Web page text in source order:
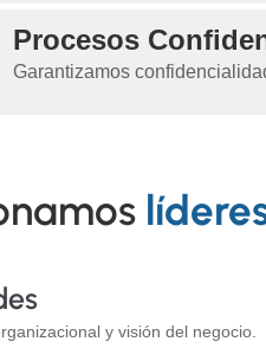
Procesos
Garantizamos
y visión del negocio.